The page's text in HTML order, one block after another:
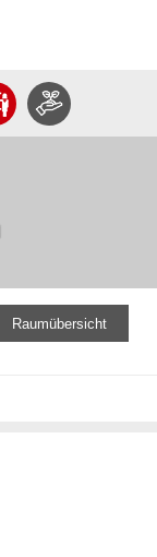
Raumübersicht